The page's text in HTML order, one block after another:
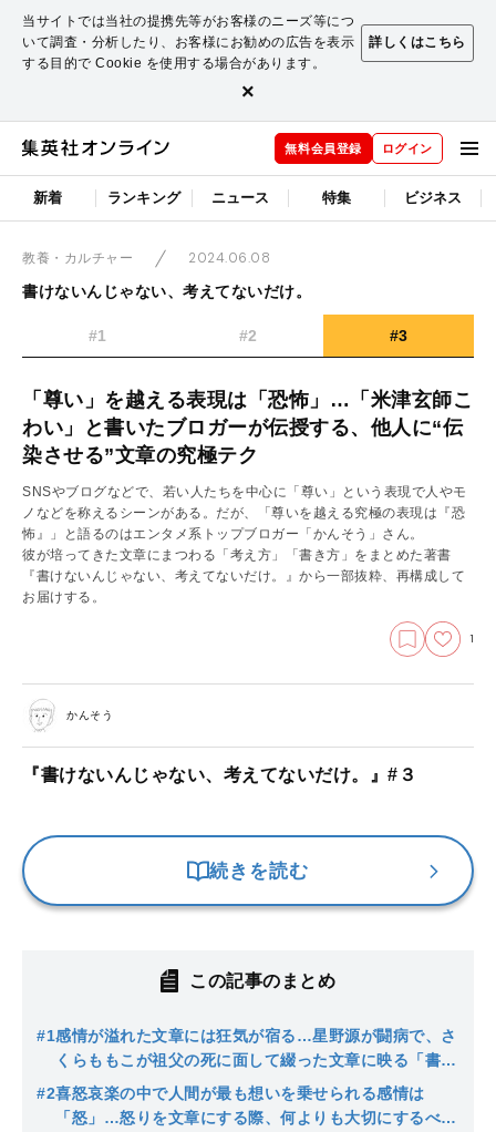
当サイトでは当社の提携先等がお客様のニーズ等につ
いて調査・分析したり、お客様にお勧めの広告を表示
する目的で Cookie を使用する場合があります。
詳しくはこちら
×
無料会員登録 ログイン
新着 ランキング ニュース 特集 ビジネス
教養・カルチャー
2024.06.08
書けないんじゃない、考えてないだけ。
#1 #2 #3
「尊い」を越える表現は「恐怖」…「米津玄師こ
わい」と書いたブロガーが伝授する、他人に“伝
染させる”文章の究極テク
SNSやブログなどで、若い人たちを中心に「尊い」という表現で人やモ
ノなどを称えるシーンがある。だが、「尊いを越える究極の表現は『恐
怖』」と語るのはエンタメ系トップブロガー「かんそう」さん。
彼が培ってきた文章にまつわる「考え方」「書き方」をまとめた著書
『書けないんじゃない、考えてないだけ。』から一部抜粋、再構成して
お届けする。
1
かんそう
『書けないんじゃない、考えてないだけ。』#３
続きを読む
この記事のまとめ
#1感情が溢れた文章には狂気が宿る…星野源が闘病で、さ
くらももこが祖父の死に面して綴った文章に映る「書く
しかない」想いの強烈な魅力とは
#2喜怒哀楽の中で人間が最も想いを乗せられる感情は
「怒」…怒りを文章にする際、何よりも大切にするべき